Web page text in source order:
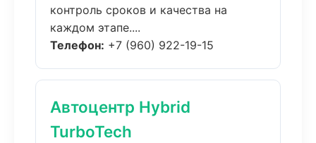
контроль сроков и качества на
каждом этапе....
Телефон: +7 (960) 922-19-15
Автоцентр Hybrid
TurboTech